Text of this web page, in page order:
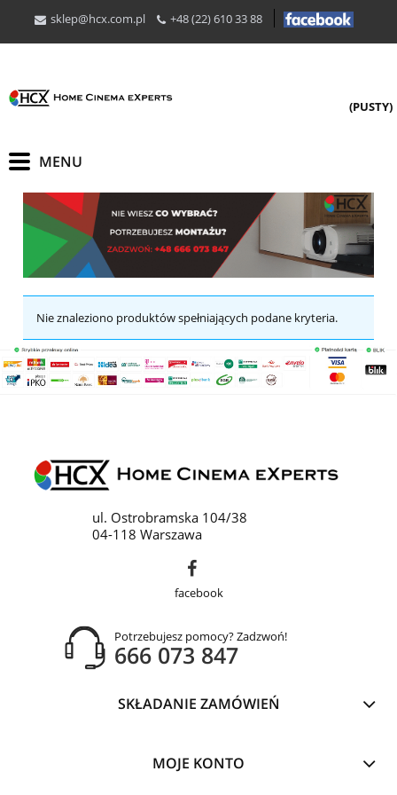
sklep@hcx.com.pl +48 (22) 610 33 88
(PUSTY)
Nie znaleziono produktów spełniających podane kryteria.
ul. Ostrobramska 104/38
04-118 Warszawa
facebook
Potrzebujesz pomocy? Zadzwoń!
666 073 847
SKŁADANIE ZAMÓWIEŃ
MOJE KONTO